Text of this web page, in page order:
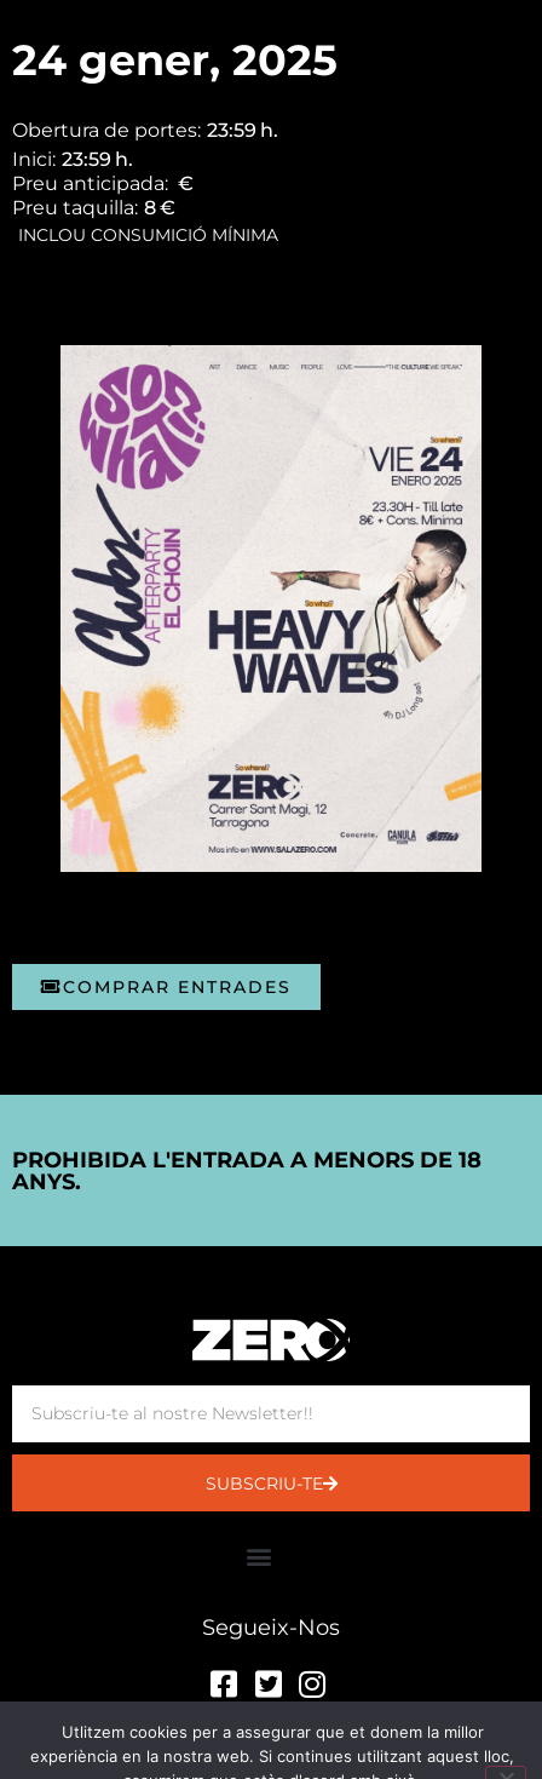
24 gener, 2025
Obertura de portes: 23:59 h.
Inici: 23:59 h.
Preu anticipada: €
Preu taquilla: 8€
INCLOU CONSUMICIÓ MÍNIMA
COMPRAR ENTRADES
PROHIBIDA L'ENTRADA A MENORS DE 18
ANYS.
SUBSCRIU-TE
Segueix-Nos
© Sala Zero 2023
Utlitzem cookies per a assegurar que et donem la millor
experiència en la nostra web. Si continues utilitzant aquest lloc,